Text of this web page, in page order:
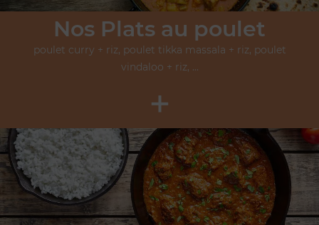
Nos Plats au poulet
poulet curry + riz, poulet tikka massala + riz, poulet
vindaloo + riz, ...
+